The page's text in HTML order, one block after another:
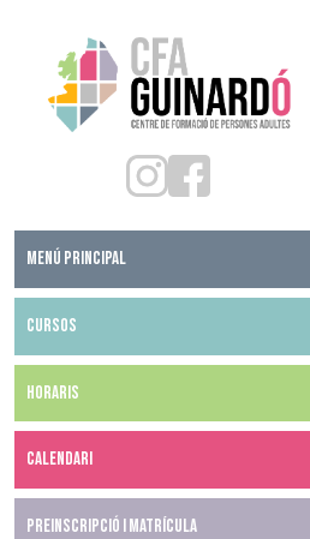
MENÚ PRINCIPAL
CURSOS
HORARIS
CALENDARI
PREINSCRIPCIÓ I MATRÍCULA